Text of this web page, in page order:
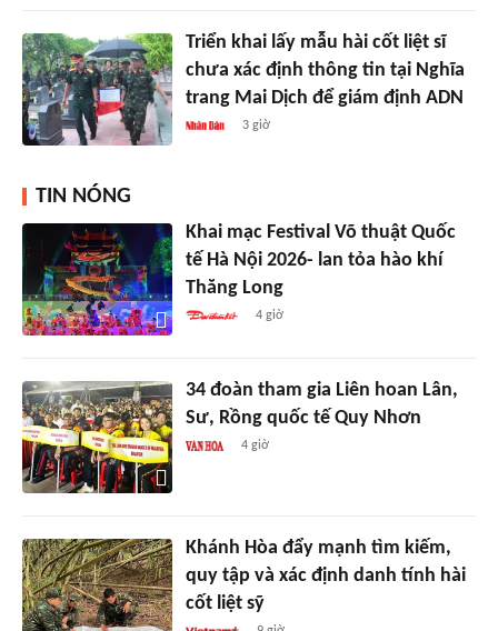
Triển khai lấy mẫu hài cốt liệt sĩ
chưa xác định thông tin tại Nghĩa
trang Mai Dịch để giám định ADN
3 giờ
TIN NÓNG
Khai mạc Festival Võ thuật Quốc
tế Hà Nội 2026- lan tỏa hào khí
Thăng Long
4 giờ
34 đoàn tham gia Liên hoan Lân,
Sư, Rồng quốc tế Quy Nhơn
4 giờ
Khánh Hòa đẩy mạnh tìm kiếm,
quy tập và xác định danh tính hài
cốt liệt sỹ